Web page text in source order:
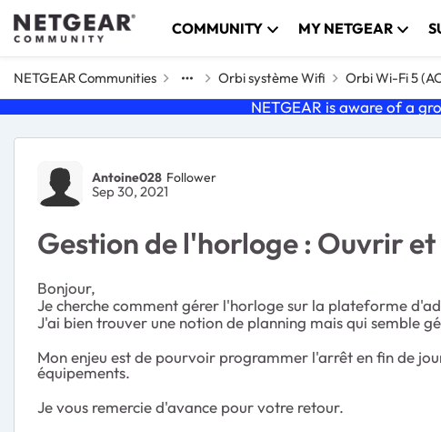
Skip to content COMMUNITY MY NETGEAR
NETGEAR Communities Orbi système Wifi Orbi Wi-Fi 5
NETGEAR is aware of a
Forum Discussion
Antoine028 Follower
Sep 30, 2021
Gestion de l'horloge : Ouvrir
Bonjour,
Je cherche comment gérer l'horloge sur la plateforme
J'ai bien trouver une notion de planning mais qui semble
Mon enjeu est de pourvoir programmer l'arrêt en fin de
équipements.
Je vous remercie d'avance pour votre retour.